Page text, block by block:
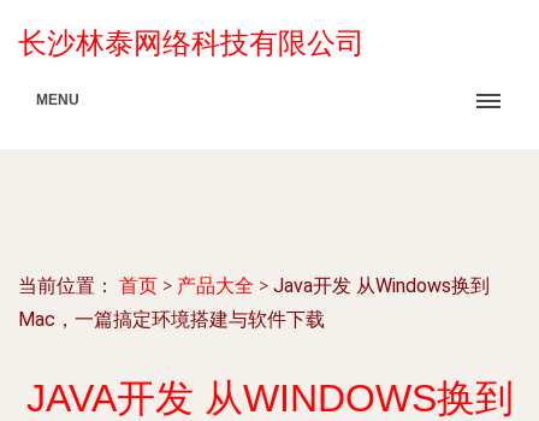
长沙林泰网络科技有限公司
MENU
当前位置： 首页 > 产品大全 > Java开发 从Windows换到
Mac，一篇搞定环境搭建与软件下载
JAVA开发 从WINDOWS换到